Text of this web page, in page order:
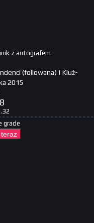
z autografem
(foliowana) | Kluż-
2015
grade